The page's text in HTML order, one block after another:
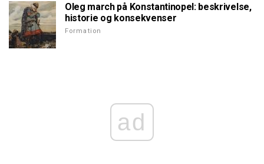
Oleg march på Konstantinopel: beskrivelse,
historie og konsekvenser
Formation
ad